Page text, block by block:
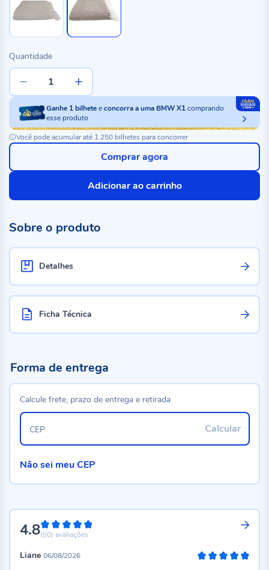
Quantidade
Ganhe 1bilheteeconcorra a uma BMW X1comprando
esse produto
Você pode acumular até 1.250 bilhetes para concorrer
Adicionar ao carrinho
Comprar agora
Sobre o produto
Detalhes
Ficha Técnica
4.896%
(50) avaliações
Liane 06/08/2026
Forma de entrega
Calcule frete, prazo de entrega e retirada
Calcular
CEP
Não sei meu CEP